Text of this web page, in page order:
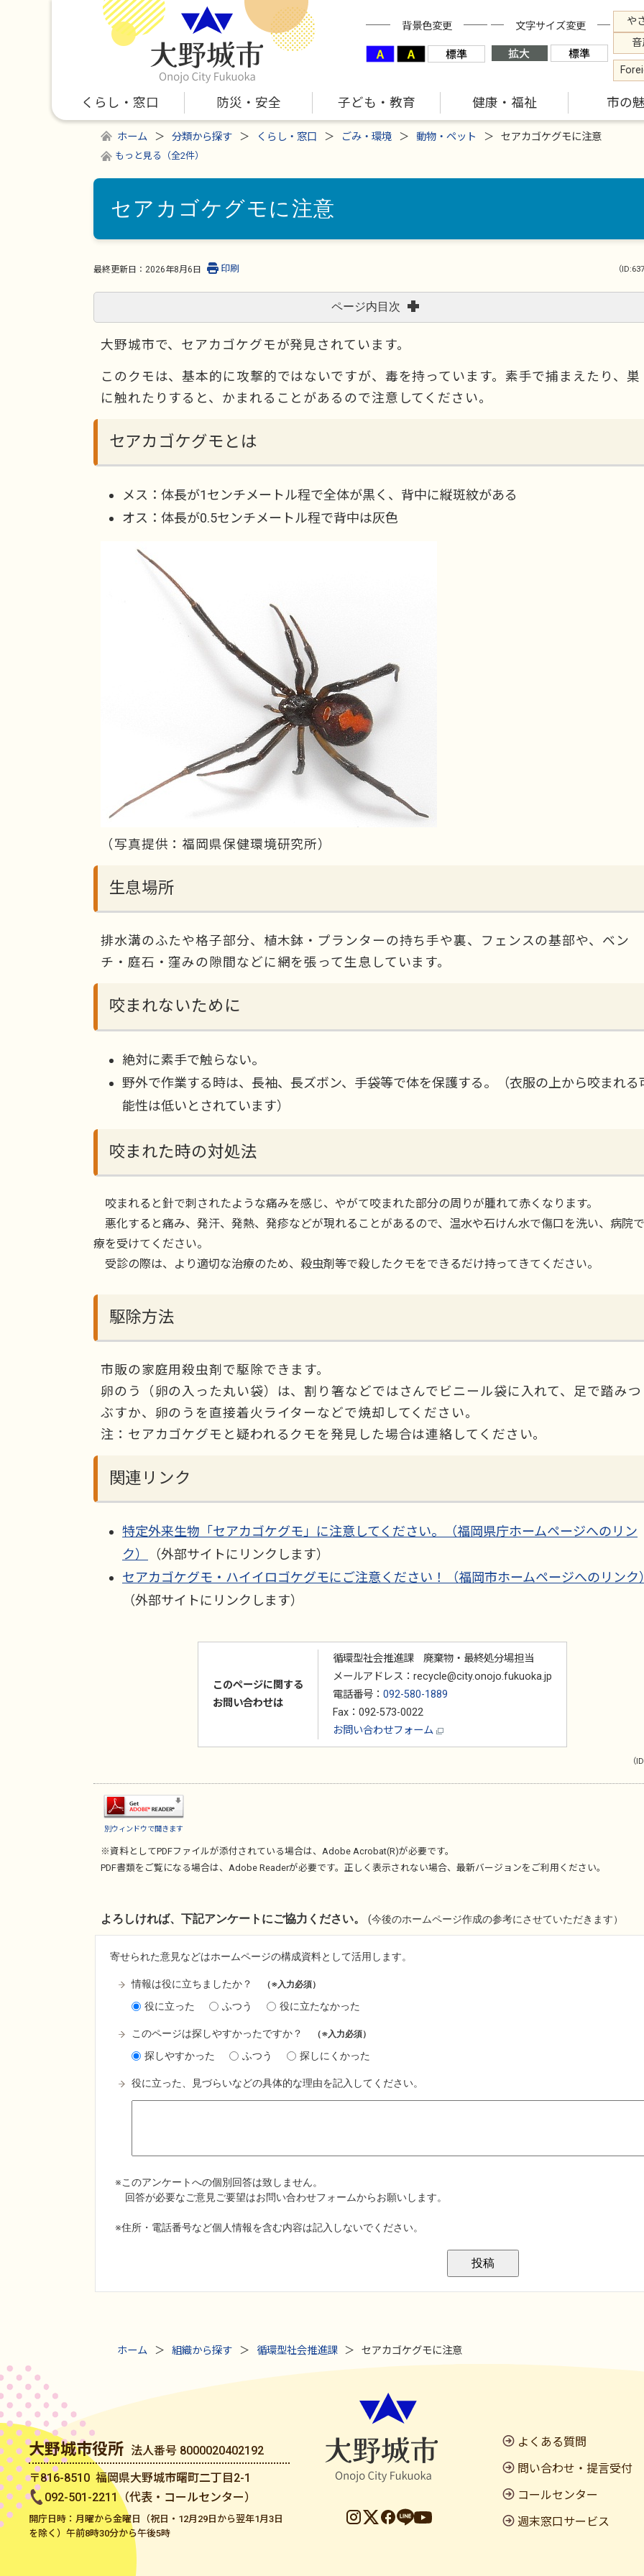
背景色変更 文字サイズ変更
や
くらし・窓口 防災・安全 子ども・教育 健康・福祉 市の
ホーム 分類から探す くらし・窓口 ごみ・環境 動物・ペット セアカゴケグモに注意
もっと見る（全2件）
セアカゴケグモに注意
最終更新日： 2026年8月6日 （
印刷
ページ内目次
大野城市で、セアカゴケグモが発見されています。
このクモは、基本的に攻撃的ではないですが、毒を持っています。素手で捕まえたり、巣
に触れたりすると、かまれることがあるので注意してください。
セアカゴケグモとは
メス：体長が1センチメートル程で全体が黒く、背中に縦斑紋がある
オス：体長が0.5センチメートル程で背中は灰色
（写真提供：福岡県保健環境研究所）
生息場所
排水溝のふたや格子部分、植木鉢・プランターの持ち手や裏、フェンスの基部や、ベン
チ・庭石・窪みの隙間などに網を張って生息しています。
咬まれないために
絶対に素手で触らない。
野外で作業する時は、長袖、長ズボン、手袋等で体を保護する。（衣服の上から咬まれる
能性は低いとされています）
咬まれた時の対処法
咬まれると針で刺されたような痛みを感じ、やがて咬まれた部分の周りが腫れて赤くなります。
悪化すると痛み、発汗、発熱、発疹などが現れることがあるので、温水や石けん水で傷口を洗い、病院
療を受けてください。
受診の際は、より適切な治療のため、殺虫剤等で殺したクモをできるだけ持ってきてください。
駆除方法
市販の家庭用殺虫剤で駆除できます。
卵のう（卵の入った丸い袋）は、割り箸などではさんでビニール袋に入れて、足で踏みつ
ぶすか、卵のうを直接着火ライターなどで焼却してください。
注：セアカゴケグモと疑われるクモを発見した場合は連絡してください。
関連リンク
特定外来生物「セアカゴケグモ」に注意してください。（福岡県庁ホームページへのリン
ク）
（外部サイトにリンクします）
セアカゴケグモ・ハイイロゴケグモにご注意ください！（福岡市ホームページへのリンク
（外部サイトにリンクします）
このページに関する
お問い合わせは
循環型社会推進課 廃棄物・最終処分場担当
メールアドレス：recycle@city.onojo.fukuoka.jp
電話番号： 092-580-1889
Fax：092-573-0022
お問い合わせフォーム
（
別ウィンドウで開きます
※資料としてPDFファイルが添付されている場合は、 Adobe Acrobat(R)が必要です。
PDF書類をご覧になる場合は、 Adobe Readerが必要です。正しく表示されない場合、最新バージョンをご利用ください。
ホーム 組織から探す 循環型社会推進課 セアカゴケグモに注意
大野城市役所
法人番号 8000020402192
〒816-8510 福岡県大野城市曙町二丁目2-1
092-501-2211（代表・コールセンター）
開庁日時：月曜から金曜日（祝日・12月29日から翌年1月3日
を除く）午前8時30分から午後5時
よくある質問
問い合わせ・提言受付
コールセンター
週末窓口サービス